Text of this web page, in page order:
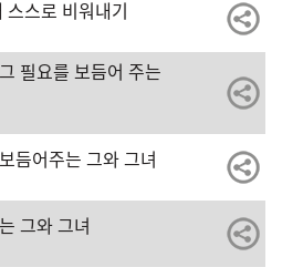
스스로 비워내기
필요를 보듬어 주는
그와 그녀
그와 그녀